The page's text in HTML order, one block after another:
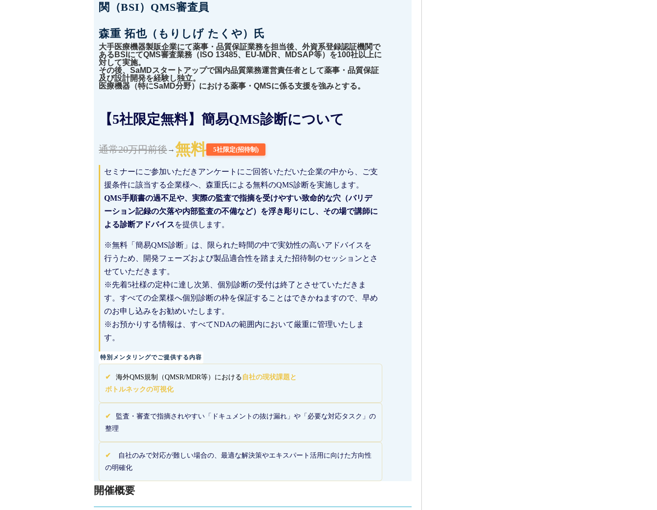
関（BSI）QMS審査員
森重 拓也（もりしげ たくや）氏
大手医療機器製販企業にて薬事・品質保証業務を担当後、外資系登録認証機関で
あるBSIにてQMS審査業務（ISO 13485、EU-MDR、MDSAP等）を100社以上に
対して実施。
その後、SaMDスタートアップで国内品質業務運営責任者として薬事・品質保証
及び設計開発を経験し独立。
医療機器（特にSaMD分野）における薬事・QMSに係る支援を強みとする。
【5社限定無料】簡易QMS診断について
通常20万円前後→無料 5社限定(招待制)
セミナーにご参加いただきアンケートにご回答いただいた企業の中から、ご支
援条件に該当する企業様へ、森重氏による無料のQMS診断を実施します。
QMS手順書の過不足や、実際の監査で指摘を受けやすい致命的な穴（バリデ
ーション記録の欠落や内部監査の不備など）を浮き彫りにし、その場で講師に
よる診断アドバイスを提供します。
※無料「簡易QMS診断」は、限られた時間の中で実効性の高いアドバイスを
行うため、開発フェーズおよび製品適合性を踏まえた招待制のセッションとさ
せていただきます。
※先着5社様の定枠に達し次第、個別診断の受付は終了とさせていただきま
す。すべての企業様へ個別診断の枠を保証することはできかねますので、早め
のお申し込みをお勧めいたします。
※お預かりする情報は、すべてNDAの範囲内において厳重に管理いたしま
す。
特別メンタリングでご提供する内容
✔︎ 海外QMS規制（QMSR/MDR等）における 自社の現状課題と
ボトルネックの可視化
✔︎ 監査・審査で指摘されやすい「ドキュメントの抜け漏れ」や「必要な対応タスク」の
整理
✔︎
自社のみで対応が難しい場合の、最適な解決策やエキスパート活用に向けた方向性
の明確化
開催概要